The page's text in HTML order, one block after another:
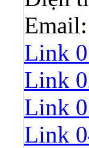
Email:
Link
Link
Link
Link